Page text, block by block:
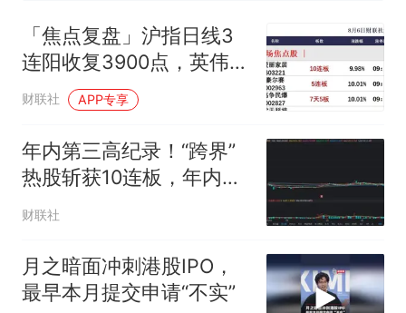
间创作“悬浮字” 网友：真·裸眼
3D！
热
制裁瓜子饺子，美国怕什
么？
「焦点复盘」沪指日线3
连阳收复3900点，英伟达
入局引爆6G概念，时隔半
年多再现10连板大牛股
财联社 APP专享
年内第三高纪录！“跨界”
热股斩获10连板，年内连
板情况盘点，这些行业占
比较高
财联社
月之暗面冲刺港股IPO，
最早本月提交申请“不实”